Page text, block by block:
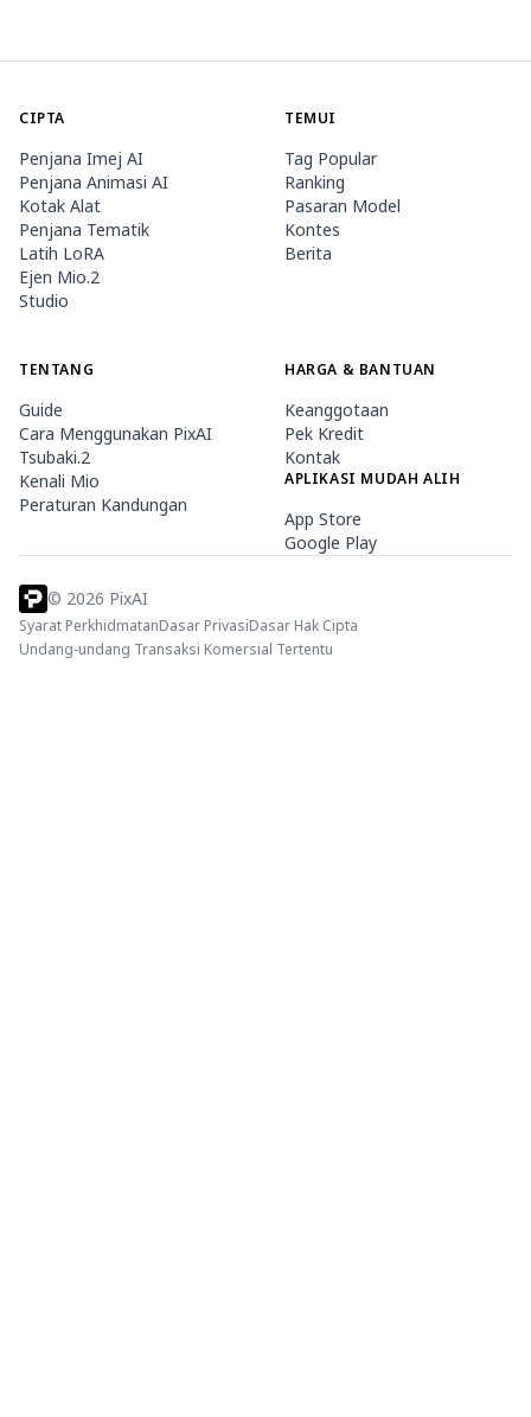
CIPTA
Penjana Imej AI
Penjana Animasi AI
Kotak Alat
Penjana Tematik
Latih LoRA
Ejen Mio.2
Studio
TEMUI
Tag Popular
Ranking
Pasaran Model
Kontes
Berita
TENTANG
Guide
Cara Menggunakan PixAI
Tsubaki.2
Kenali Mio
Peraturan Kandungan
HARGA & BANTUAN
Keanggotaan
Pek Kredit
Kontak
APLIKASI MUDAH ALIH
App Store
Google Play
© 2026 PixAI
Syarat PerkhidmatanDasar PrivasiDasar Hak Cipta
Undang-undang Transaksi Komersial Tertentu